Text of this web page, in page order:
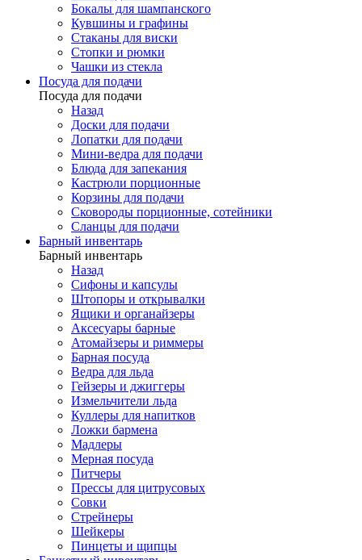
Бокалы для шампанского
Кувшины и графины
Стаканы для виски
Стопки и рюмки
Чашки из стекла
Посуда для подачи
Посуда для подачи
Назад
Доски для подачи
Лопатки для подачи
Мини-ведра для подачи
Блюда для запекания
Кастрюли порционные
Корзины для подачи
Сковороды порционные, сотейники
Сланцы для подачи
Барный инвентарь
Барный инвентарь
Назад
Сифоны и капсулы
Штопоры и открывалки
Ящики и органайзеры
Аксесуары барные
Атомайзеры и риммеры
Барная посуда
Ведра для льда
Гейзеры и джиггеры
Измельчители льда
Куллеры для напитков
Ложки бармена
Мадлеры
Мерная посуда
Питчеры
Прессы для цитрусовых
Совки
Стрейнеры
Шейкеры
Пинцеты и щипцы